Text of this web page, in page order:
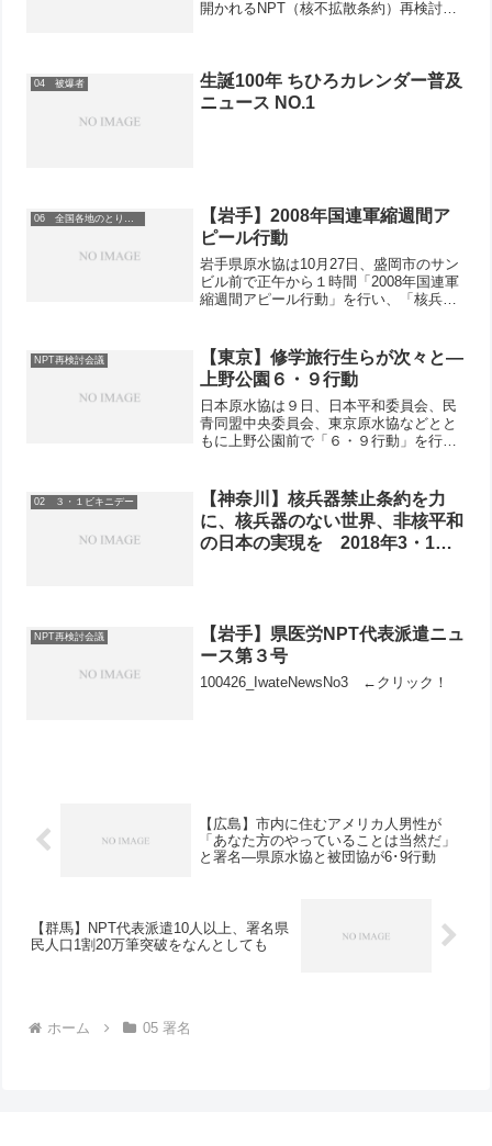
開かれるNPT（核不拡散条約）再検討会
04 被爆者
生誕100年 ちひろカレンダー普及
ニュース NO.1
06 全国各地のとりくみ
【岩手】2008年国連軍縮週間ア
ピール行動
岩手県原水協は10月27日、盛岡市のサン
ビル前で正午から１時間「2008年国連軍
縮週間アピール行動」を行い、「核兵器
NPT再検討会議
【東京】修学旅行生らが次々と―
上野公園６・９行動
日本原水協は９日、日本平和委員会、民
青同盟中央委員会、東京原水協などとと
もに上野公園前で「６・９行動」を行い
兵器のない世界」を呼びかけるも
の。 ...
02 ３・１ビキニデー
【神奈川】核兵器禁止条約を力
に、核兵器のない世界、非核平和
の日本の実現を 2018年3・1ビ
NPT再検討会議
【岩手】県医労NPT代表派遣ニュ
ース第３号
100426_IwateNewsNo3 ←クリック！
【広島】市内に住むアメリカ人男性が
「あなた方のやっていることは当然だ」
と署名―県原水協と被団協が6･9行動
【群馬】NPT代表派遣10人以上、署名県
民人口1割20万筆突破をなんとしても
ホーム 05 署名